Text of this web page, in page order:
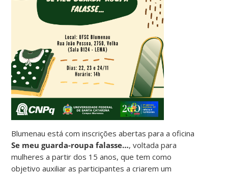
Blumenau está com inscrições abertas para a oficina
Se meu guarda-roupa falasse…, voltada para
mulheres a partir dos 15 anos, que tem como
objetivo auxiliar as participantes a criarem um